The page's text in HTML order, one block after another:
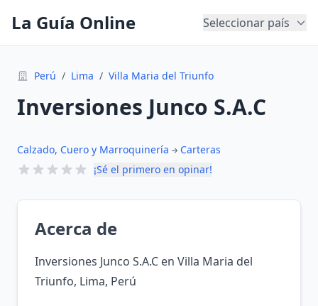
La Guía Online Seleccionar país
Perú / Lima / Villa Maria del Triunfo
Inversiones Junco S.A.C
Calzado, Cuero y Marroquinería
Carteras
¡Sé el primero en opinar!
Acerca de
Inversiones Junco S.A.C en Villa Maria del
Triunfo, Lima, Perú